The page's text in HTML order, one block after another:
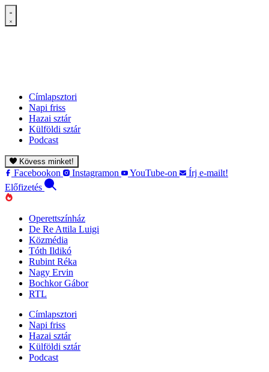
Címlapsztori
Napi friss
Hazai sztár
Külföldi sztár
Podcast
Kövess minket!
Facebookon Instagramon YouTube-on
Írj e-mailt!
Előfizetés
Operettszínház
De Re Attila Luigi
Közmédia
Tóth Ildikó
Rubint Réka
Nagy Ervin
Bochkor Gábor
RTL
Címlapsztori
Napi friss
Hazai sztár
Külföldi sztár
Podcast